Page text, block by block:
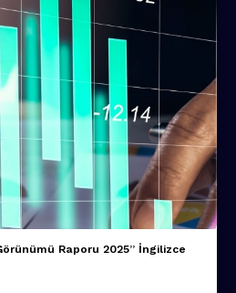
Raporu 2025” İngilizce